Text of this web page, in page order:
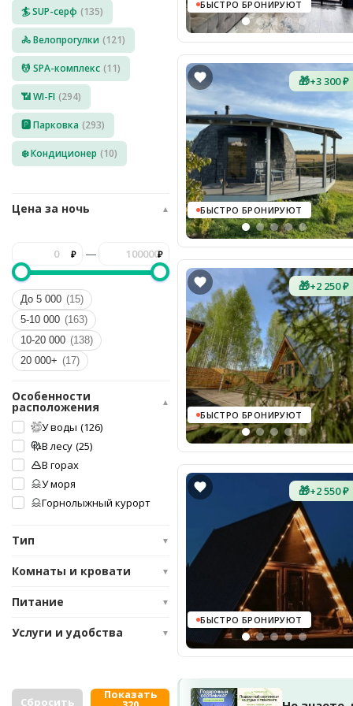
🏄 SUP-серф (135)
🚴 Велопрогулки (121)
💆 SPA-комплекс (11)
📶 WI-FI (294)
🅿️ Парковка (293)
❄️ Кондиционер (10)
Цена за ночь ▲
—
До 5 000 (15)
5-10 000 (163)
10-20 000 (138)
20 000+ (17)
Особенности
расположения ▲
У воды (126)
В лесу (25)
В горах
У моря
Горнолыжный курорт
Тип ▼
Комнаты и кровати ▼
Питание ▼
Услуги и удобства ▼
Сбросить
Показать
БЫСТРО БРОНИРУЮТ
🎁+3 300 ₽
БЫСТРО БРОНИРУЮТ
🎁+2 250 ₽
БЫСТРО БРОНИРУЮТ
🎁+2 550 ₽
БЫСТРО БРОНИРУЮТ